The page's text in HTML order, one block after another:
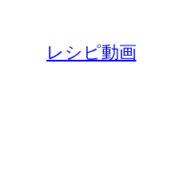
レシピ動画